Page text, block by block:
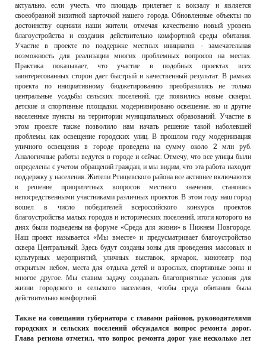
актуально, если учесть, что площадь прилегает к вокзалу и является
своеобразной визитной карточкой нашего города. Обновленные объекты по
достоинству оценили наши жители, отмечая качественно новый уровень
благоустройства и создания действительно комфортной среды обитания.
Участие в проекте по поддержке местных инициатив - замечательная
возможность для реализации многих проблемных вопросов на местах.
Практика показывает, что участие в подобных проектах всех
заинтересованных сторон дает быстрый и качественный результат. В рамках
проекта по инициативному бюджетированию преобразились не только
центральные усадьбы сельских поселений, где появились новые скверы,
детские и спортивные площадки, модернизировано освещение, но и другие
населенные пункты на территории муниципальных образований. Участие в
этом проекте также позволило нам начать решение такой наболевшей
проблемы, как освещение городских улиц. В прошлом году модернизация
уличного освещения в городе проведена на сумму около 2 млн руб.
Аналогичные работы ведутся в городе и сейчас. Отмечу, что все улицы были
определены с учетом обращений граждан, и мы видим, что эта работа находит
поддержку у населения. Жители Ртищевского района все активнее включаются
в решение приоритетных вопросов местного значения, становясь
непосредственными участниками различных проектов. В этом году наш город
вошел в число победителей всероссийского конкурса проектов
благоустройства малых городов и исторических поселений, итоги которого на
днях были подведены на форуме «Среда для жизни» в Нижнем Новгороде.
Наш проект называется «Мы вместе» и предусматривает благоустройство
сквера Центральный. Здесь будут созданы зоны для проведения массовых и
культурных мероприятий, уличных выставок, ярмарок, кинотеатр под
открытым небом, места для отдыха детей и взрослых, спортивные зоны и
многое другое. Мы ставим задачу создавать благоприятные условия для
жизни городского и сельского населения, чтобы среда обитания была
действительно комфортной.
Также на совещании губернатора с главами районов, руководителями
городских и сельских поселений обсуждался вопрос ремонта дорог.
Глава региона отметил, что вопрос ремонта дорог уже несколько лет